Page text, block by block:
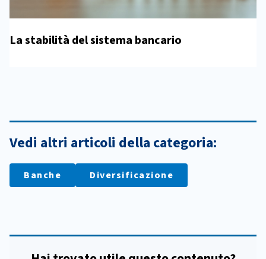
La stabilità del sistema bancario
Vedi altri articoli della categoria:
Banche Diversificazione